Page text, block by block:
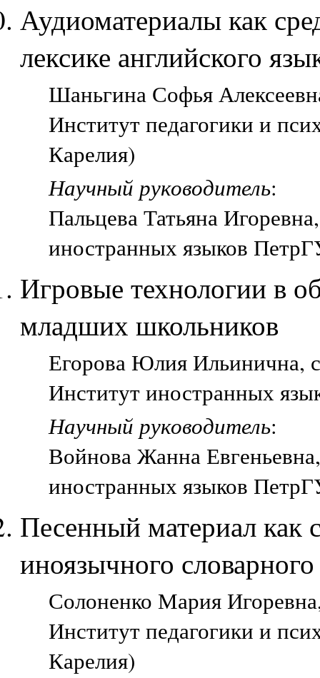
Аудиоматериалы как
лексике английского
Шаньгина Софья
Институт педагогики и
Карелия)
Научный руководитель:
Пальцева Татьяна
иностранных языков
Игровые технологии в
младших школьников
Егорова Юлия Ильинична,
Институт иностранных
Научный руководитель:
Войнова Жанна
иностранных языков
Песенный материал как
иноязычного
Солоненко Мария
Институт педагогики и
Карелия)